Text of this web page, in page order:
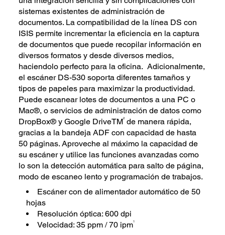
sistemas existentes de administración de
documentos. La compatibilidad de la línea DS con
ISIS permite incrementar la eficiencia en la captura
de documentos que puede recopilar información en
diversos formatos y desde diversos medios,
haciendolo perfecto para la oficina. Adicionalmente,
el escáner DS-530 soporta diferentes tamaños y
tipos de papeles para maximizar la productividad.
Puede escanear lotes de documentos a una PC o
Mac®, o servicios de administración de datos como
DropBox® y Google DriveTM2 de manera rápida,
gracias a la bandeja ADF con capacidad de hasta
50 páginas. Aproveche al máximo la capacidad de
su escáner y utilice las funciones avanzadas como
lo son la detección automática para salto de página,
modo de escaneo lento y programación de trabajos.
Escáner con de alimentador automático de 50
hojas
Resolución óptica: 600 dpi
Velocidad: 35 ppm / 70 ipm1